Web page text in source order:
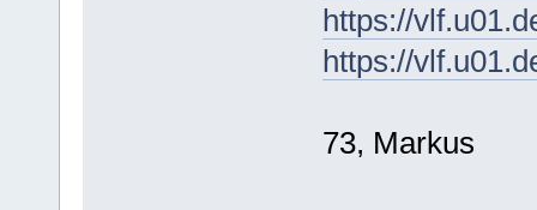
https://
https://
73, Markus